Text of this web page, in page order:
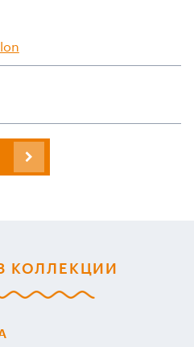
КОЛЛЕКЦИИ